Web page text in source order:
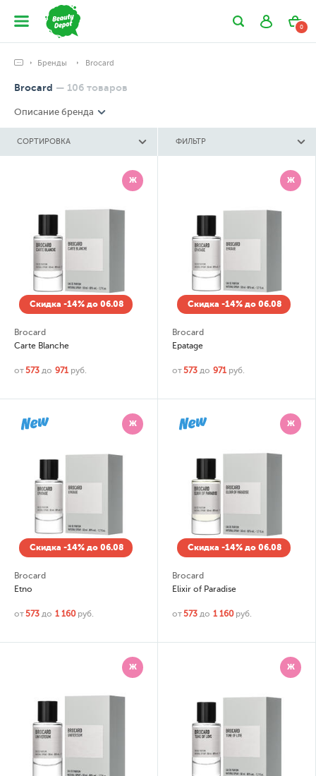
0
Бренды Brocard
Brocard — 106 товаров
Описание бренда
СОРТИРОВКА ФИЛЬТР
Ж
Скидка -14% до 06.08
Brocard
Carte Blanche
от573 до 971 руб.
Ж
Скидка -14% до 06.08
Brocard
Epatage
от573 до 971 руб.
Ж
Скидка -14% до 06.08
Brocard
Etno
от573 до 1 160 руб.
Ж
Скидка -14% до 06.08
Brocard
Elixir of Paradise
от573 до 1 160 руб.
Ж Ж